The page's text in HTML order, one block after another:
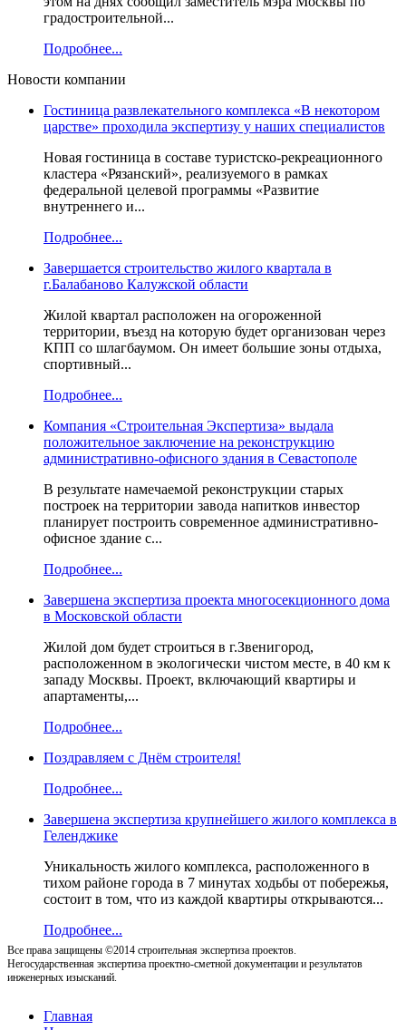
градостроительной...
Подробнее...
Новости компании
Гостиница развлекательного комплекса «В некотором
царстве» проходила экспертизу у наших специалистов
Новая гостиница в составе туристско-рекреационного
кластера «Рязанский», реализуемого в рамках
федеральной целевой программы «Развитие
внутреннего и...
Подробнее...
Завершается строительство жилого квартала в
г.Балабаново Калужской области
Жилой квартал расположен на огороженной
территории, въезд на которую будет организован через
КПП со шлагбаумом. Он имеет большие зоны отдыха,
спортивный...
Подробнее...
Компания «Строительная Экспертиза» выдала
положительное заключение на реконструкцию
административно-офисного здания в Севастополе
В результате намечаемой реконструкции старых
построек на территории завода напитков инвестор
планирует построить современное административно-
офисное здание с...
Подробнее...
Завершена экспертиза проекта многосекционного дома
в Московской области
Жилой дом будет строиться в г.Звенигород,
расположенном в экологически чистом месте, в 40 км к
западу Москвы. Проект, включающий квартиры и
апартаменты,...
Подробнее...
Поздравляем с Днём строителя!
Подробнее...
Завершена экспертиза крупнейшего жилого комплекса в
Геленджике
Уникальность жилого комплекса, расположенного в
тихом районе города в 7 минутах ходьбы от побережья,
состоит в том, что из каждой квартиры открываются...
Подробнее...
Все права защищены ©2014 строительная экспертиза проектов.
Негосударственная экспертиза проектно-сметной документации и результатов
инженерных изысканий.
Главная